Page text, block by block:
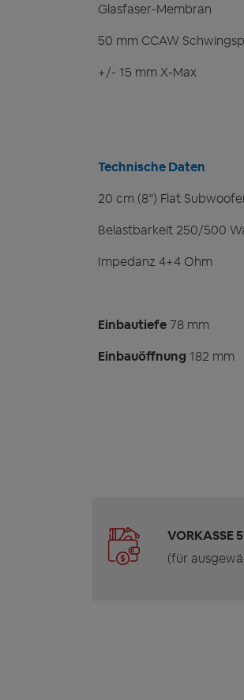
Glasfaser-Membran
50 mm CCAW
+/- 15 mm X-Max
Technische Daten
20 cm (8”) Flat
Belastbarkeit 250/500
Impedanz 4+4 Ohm
Einbautiefe78 mm
Einbauöffnung 182 mm
VORKASSE
(für